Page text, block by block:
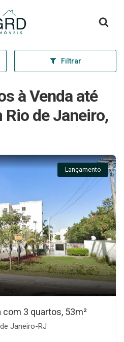
inicial
Filtrar
à Venda até
Rio de Janeiro,
Lançamento
3 quartos, 53m²
Janeiro-RJ